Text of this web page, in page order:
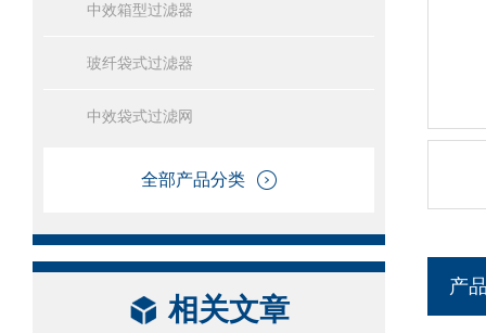
中效箱型过滤器
玻纤袋式过滤器
中效袋式过滤网
全部产品分类
相关文章
产